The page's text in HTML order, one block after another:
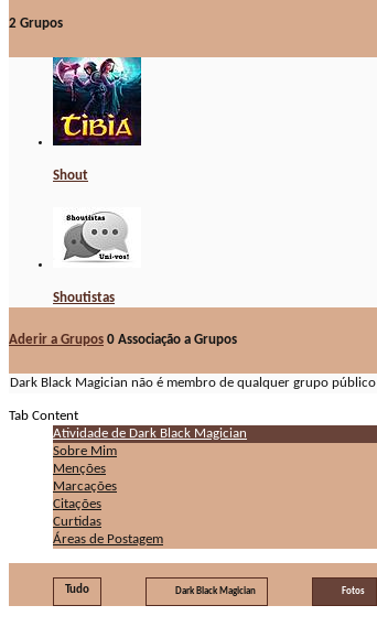
2 Grupos
Shout
Shoutistas
Aderir a Grupos 0 Associação a Grupos
Dark Black Magician não é membro de qualquer grupo público
Tab Content
Atividade de Dark Black Magician
Sobre Mim
Menções
Marcações
Citações
Curtidas
Áreas de Postagem
Tudo Dark Black Magician Fotos